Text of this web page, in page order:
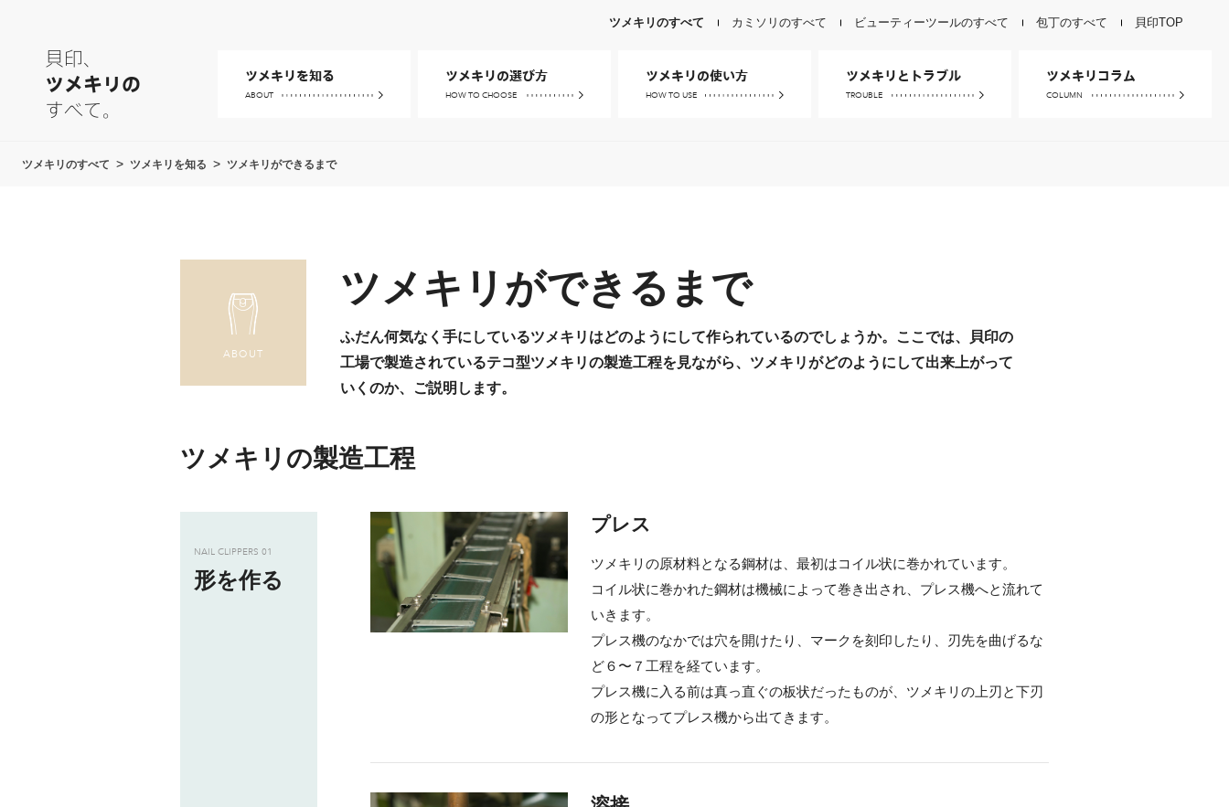
ツメキリのすべて カミソリのすべて ビューティーツールのすべて 包丁のすべて 貝印TOP
貝印、
ツメキリの
すべて。
ツメキリを知る
ABOUT
ツメキリの選び方
HOW TO CHOOSE
ツメキリの使い方
HOW TO USE
ツメキリとトラブル
TROUBLE
ツメキリコラム
COLUMN
ツメキリのすべて ツメキリを知る ツメキリができるまで
ABOUT
ツメキリができるまで
ふだん何気なく手にしているツメキリはどのようにして作られているのでしょうか。ここでは、貝印の
工場で製造されているテコ型ツメキリの製造工程を見ながら、ツメキリがどのようにして出来上がって
いくのか、ご説明します。
ツメキリの製造工程
形を作る
NAIL CLIPPERS 01
プレス
ツメキリの原材料となる鋼材は、最初はコイル状に巻かれています。
コイル状に巻かれた鋼材は機械によって巻き出され、プレス機へと流れて
いきます。
プレス機のなかでは穴を開けたり、マークを刻印したり、刃先を曲げるな
ど６〜７工程を経ています。
プレス機に入る前は真っ直ぐの板状だったものが、ツメキリの上刃と下刃
の形となってプレス機から出てきます。